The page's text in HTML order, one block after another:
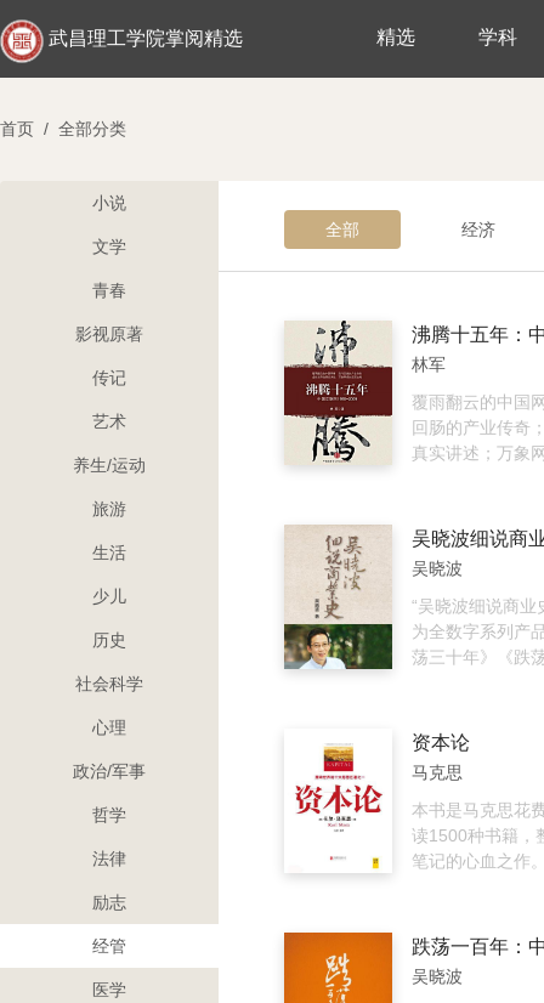
精选 学科
武昌理工学院掌阅精选
首页 / 全部分类
小说
文学
青春
影视原著
传记
艺术
养生/运动
旅游
生活
少儿
历史
社会科学
心理
政治/军事
哲学
法律
励志
经管
医学
全部 经济
林军
覆雨翻云的中国
回肠的产业传奇
真实讲述；万象
故事。他们是中
中的弄潮儿和财
表，他们用互联
着这个国家的历
自己的财富路径
吴晓波
“吴晓波细说商业
为全数字系列产
荡三十年》《跌
的文章，了解中
的历史商人，探
年变迁，深入中
精神内核。《“绝
人（吴晓波细说
样的怪物？（吴
年官商关系史。
资本论
马克思
本书是马克思花
读1500种书籍，
笔记的心血之作
了资本主义商品
规律。比如生产
吴晓波